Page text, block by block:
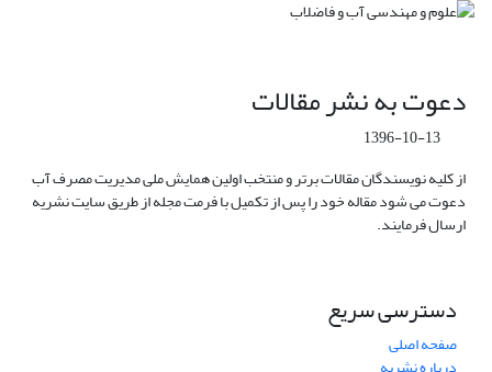
دعوت به نشر مقالات
1396-10-13
از کلیه نویسندگان مقالات برتر و منتخب اولین همایش ملی مدیریت مصرف آب
دعوت می شود مقاله خود را پس از تکمیل با فرمت مجله از طریق سایت نشریه
ارسال فرمایند.
دسترسی سریع
صفحه اصلی